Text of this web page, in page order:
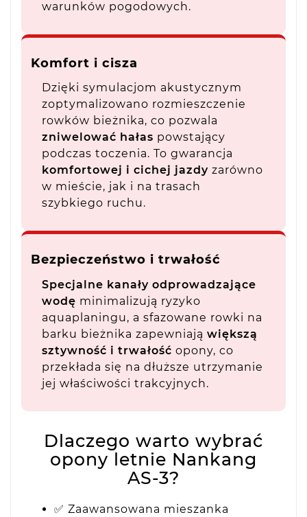
warunków pogodowych.
Komfort i cisza
Dzięki symulacjom akustycznym
zoptymalizowano rozmieszczenie
rowków bieżnika, co pozwala
zniwelować hałas powstający
podczas toczenia. To gwarancja
komfortowej i cichej jazdy zarówno
w mieście, jak i na trasach
szybkiego ruchu.
Bezpieczeństwo i trwałość
Specjalne kanały odprowadzające
wodę minimalizują ryzyko
aquaplaningu, a sfazowane rowki na
barku bieżnika zapewniają większą
sztywność i trwałość opony, co
przekłada się na dłuższe utrzymanie
jej właściwości trakcyjnych.
Dlaczego warto wybrać
opony letnie Nankang
AS-3?
✅ Zaawansowana mieszanka